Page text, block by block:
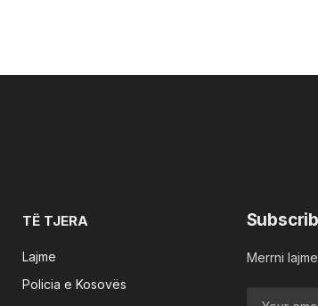
TË TJERA
Lajme
Policia e Kosovës
Merrni